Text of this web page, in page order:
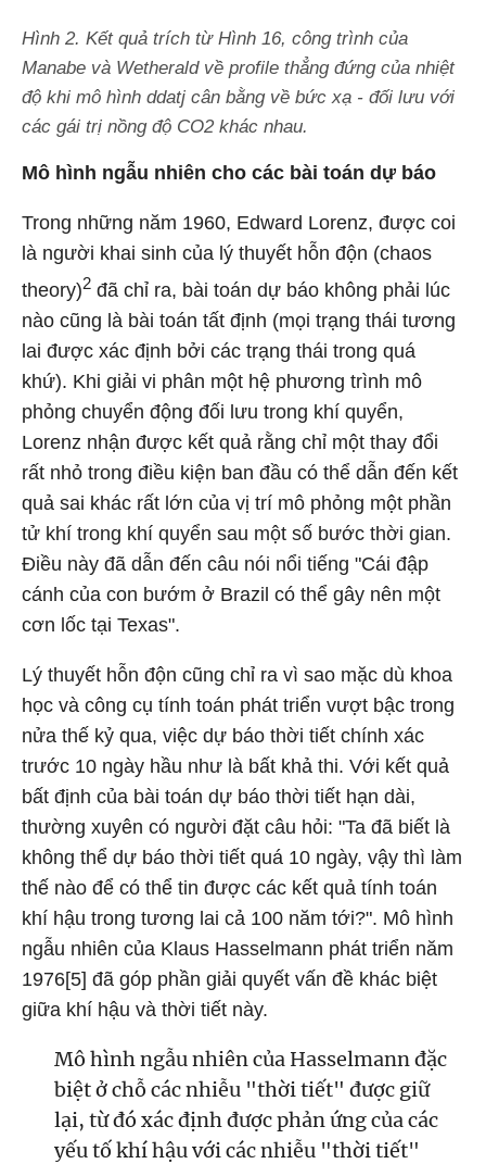
Hình 2. Kết quả trích từ Hình 16, công trình của
Manabe và Wetherald về profile thẳng đứng của nhiệt
độ khi mô hình ddatj cân bằng về bức xạ - đối lưu với
các gái trị nồng độ CO2 khác nhau.
Mô hình ngẫu nhiên cho các bài toán dự báo
Trong những năm 1960, Edward Lorenz, được coi
là người khai sinh của lý thuyết hỗn độn (chaos
theory)2 đã chỉ ra, bài toán dự báo không phải lúc
nào cũng là bài toán tất định (mọi trạng thái tương
lai được xác định bởi các trạng thái trong quá
khứ). Khi giải vi phân một hệ phương trình mô
phỏng chuyển động đối lưu trong khí quyển,
Lorenz nhận được kết quả rằng chỉ một thay đổi
rất nhỏ trong điều kiện ban đầu có thể dẫn đến kết
quả sai khác rất lớn của vị trí mô phỏng một phần
tử khí trong khí quyển sau một số bước thời gian.
Điều này đã dẫn đến câu nói nổi tiếng "Cái đập
cánh của con bướm ở Brazil có thể gây nên một
cơn lốc tại Texas".
Lý thuyết hỗn độn cũng chỉ ra vì sao mặc dù khoa
học và công cụ tính toán phát triển vượt bậc trong
nửa thế kỷ qua, việc dự báo thời tiết chính xác
trước 10 ngày hầu như là bất khả thi. Với kết quả
bất định của bài toán dự báo thời tiết hạn dài,
thường xuyên có người đặt câu hỏi: "Ta đã biết là
không thể dự báo thời tiết quá 10 ngày, vậy thì làm
thế nào để có thể tin được các kết quả tính toán
khí hậu trong tương lai cả 100 năm tới?". Mô hình
ngẫu nhiên của Klaus Hasselmann phát triển năm
1976[5] đã góp phần giải quyết vấn đề khác biệt
giữa khí hậu và thời tiết này.
Mô hình ngẫu nhiên của Hasselmann đặc
biệt ở chỗ các nhiễu "thời tiết" được giữ
lại, từ đó xác định được phản ứng của các
yếu tố khí hậu với các nhiễu "thời tiết"